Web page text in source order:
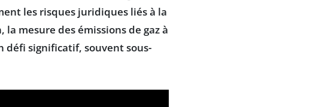
les risques juridiques liés à la
la mesure desémissions de gaz à
défi significatif, souvent sous-